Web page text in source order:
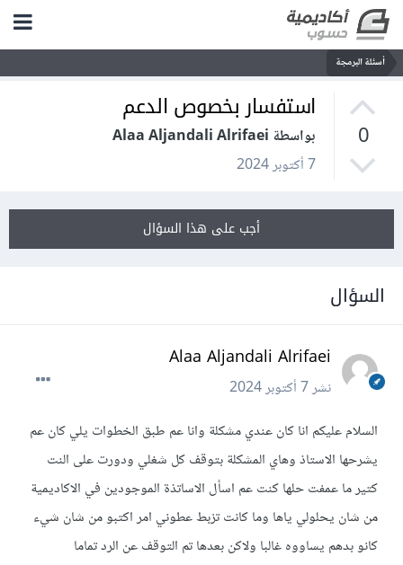
أسئلة البرمجة
0
استفسار بخصوص الدعم
بواسطة Alaa Aljandali Alrifaei
7 أكتوبر 2024
أجب على هذا السؤال
السؤال
Alaa Aljandali Alrifaei
نشر7 أكتوبر 2024
السلام عليكم انا كان عندي مشكلة وانا عم طبق الخطوات يلي كان عم
يشرحها الاستاذ وهاي المشكلة بتوقف كل شغلي ودورت على النت
كتير ما عمفت حلها كنت عم اسأل الاساتذة الموجودين في الاكاديمية
من شان يحلولي ياها وما كانت تزبط عطوني امر اكتبو من شان شيء
كانو بدهم يساووه غالبا ولاكن بعدها تم التوقف عن الرد تماما